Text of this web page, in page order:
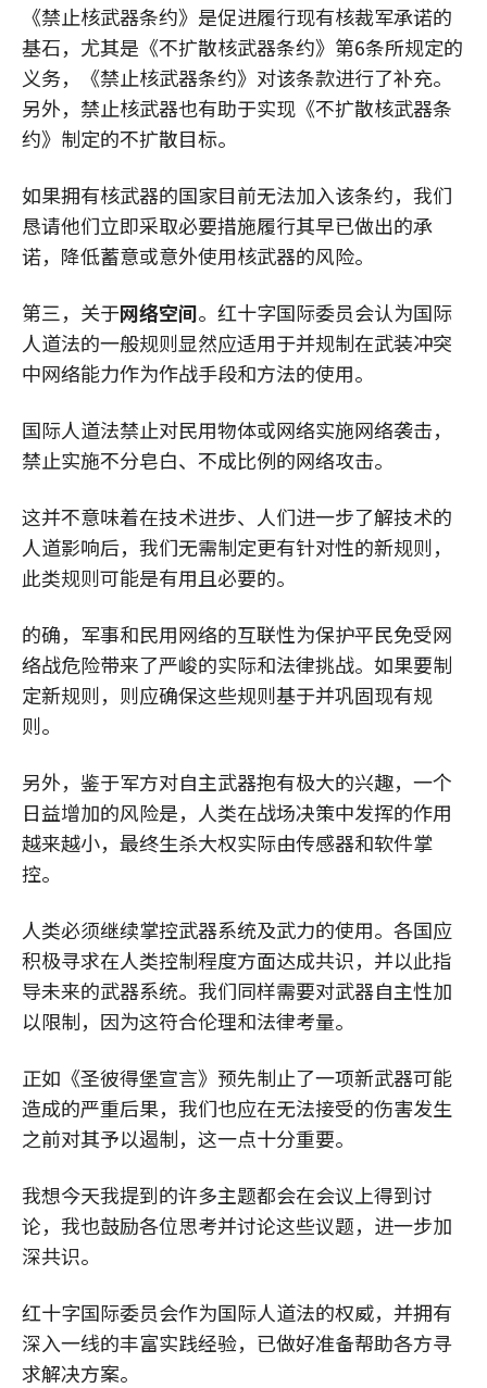
《禁止核武器条约》是促进履行现有核裁军承诺的
基石，尤其是《不扩散核武器条约》第6条所规定的
义务，《禁止核武器条约》对该条款进行了补充。
另外，禁止核武器也有助于实现《不扩散核武器条
约》制定的不扩散目标。
如果拥有核武器的国家目前无法加入该条约，我们
恳请他们立即采取必要措施履行其早已做出的承
诺，降低蓄意或意外使用核武器的风险。
第三，关于网络空间。红十字国际委员会认为国际
人道法的一般规则显然应适用于并规制在武装冲突
中网络能力作为作战手段和方法的使用。
国际人道法禁止对民用物体或网络实施网络袭击，
禁止实施不分皂白、不成比例的网络攻击。
这并不意味着在技术进步、人们进一步了解技术的
人道影响后，我们无需制定更有针对性的新规则，
此类规则可能是有用且必要的。
的确，军事和民用网络的互联性为保护平民免受网
络战危险带来了严峻的实际和法律挑战。如果要制
定新规则，则应确保这些规则基于并巩固现有规
则。
另外，鉴于军方对自主武器抱有极大的兴趣，一个
日益增加的风险是，人类在战场决策中发挥的作用
越来越小，最终生杀大权实际由传感器和软件掌
控。
人类必须继续掌控武器系统及武力的使用。各国应
积极寻求在人类控制程度方面达成共识，并以此指
导未来的武器系统。我们同样需要对武器自主性加
以限制，因为这符合伦理和法律考量。
正如《圣彼得堡宣言》预先制止了一项新武器可能
造成的严重后果，我们也应在无法接受的伤害发生
之前对其予以遏制，这一点十分重要。
我想今天我提到的许多主题都会在会议上得到讨
论，我也鼓励各位思考并讨论这些议题，进一步加
深共识。
红十字国际委员会作为国际人道法的权威，并拥有
深入一线的丰富实践经验，已做好准备帮助各方寻
求解决方案。